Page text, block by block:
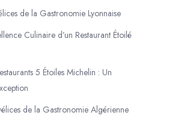
de la Gastronomie Lyonnaise
Culinaire d’un Restaurant Étoilé
5 Étoiles Michelin : Un
de la Gastronomie Algérienne